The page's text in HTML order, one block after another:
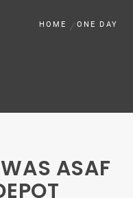
HOME ONE DAY
ASAF